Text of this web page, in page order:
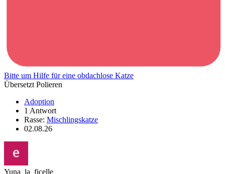
Bitte um Hilfe für eine obdachlose Katze
Übersetzt Polieren
Adoption
1 Antwort
Rasse: Mischlingskatze
02.08.26
Yuna_la_ficelle